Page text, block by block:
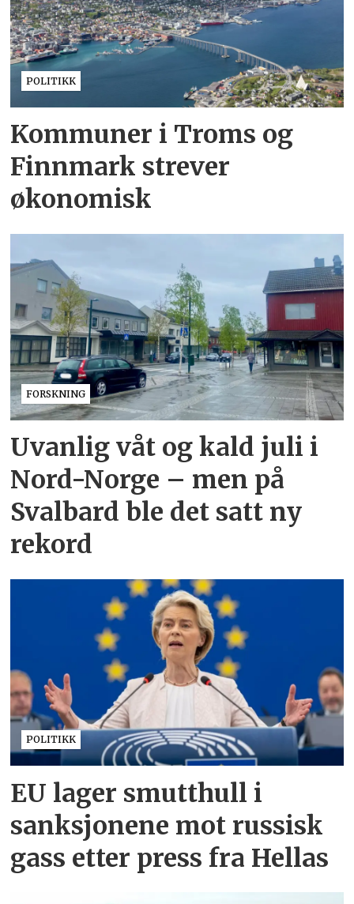
POLITIKK
Kommuner i Troms og
Finnmark strever
økonomisk
FORSKNING
Uvanlig våt og kald juli i
Nord-Norge – men på
Svalbard ble det satt ny
rekord
POLITIKK
EU lager smutthull i
sanksjonene mot russisk
gass etter press fra Hellas